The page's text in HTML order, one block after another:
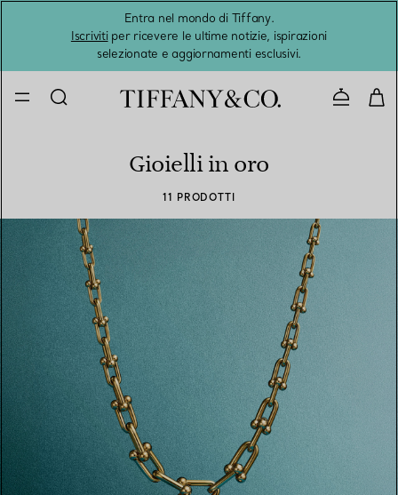
Entra nel mondo di Tiffany.
Iscrivitiper ricevere le ultime notizie, ispirazioni
selezionate e aggiornamenti esclusivi.
Gioielli in oro
11 PRODOTTI